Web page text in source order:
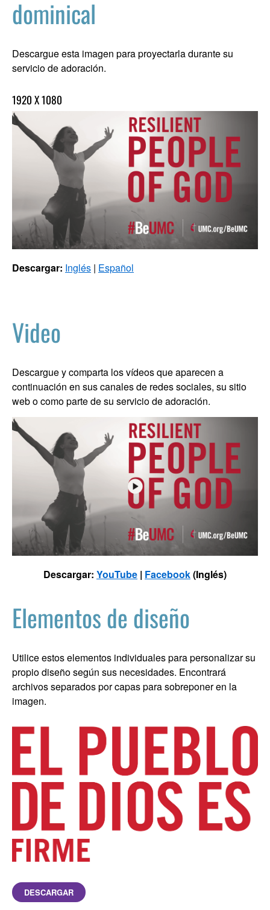
dominical
Descargue esta imagen para proyectarla durante su
servicio de adoración.
1920 X 1080
Descargar: Inglés | Español
Video
Descargue y comparta los vídeos que aparecen a
continuación en sus canales de redes sociales, su sitio
web o como parte de su servicio de adoración.
Descargar: YouTube | Facebook(Inglés)
Elementos de diseño
Utilice estos elementos individuales para personalizar su
propio diseño según sus necesidades. Encontrará
archivos separados por capas para sobreponer en la
imagen.
DESCARGAR